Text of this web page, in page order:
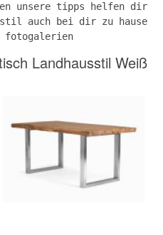
unsere tipps helfen dir
auch bei dir zu hause
fotogalerien
Landhausstil Weiß